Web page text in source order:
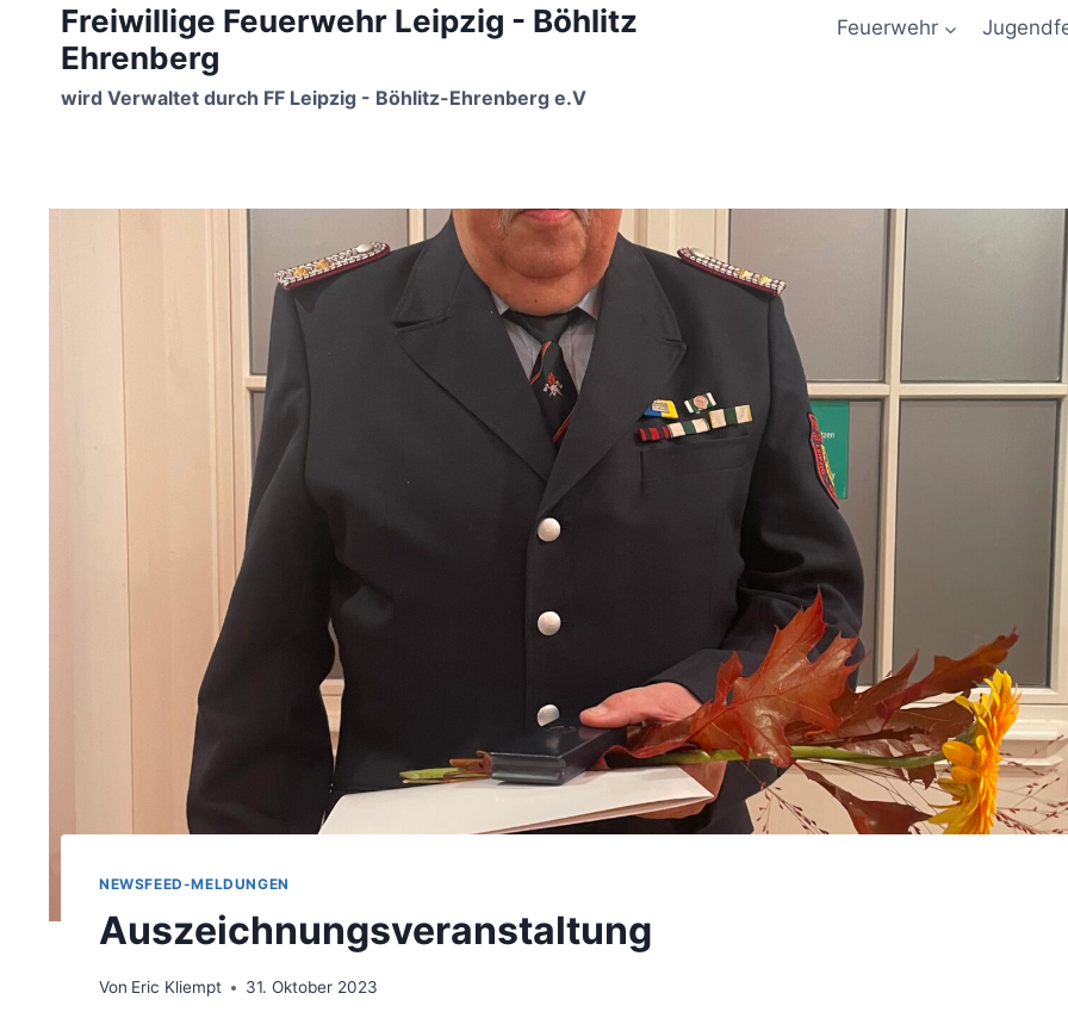
Freiwillige Feuerwehr Leipzig - Böhlitz
Ehrenberg
wird Verwaltet durch FF Leipzig - Böhlitz-Ehrenberg e.V
Feuerwehr
NEWSFEED-MELDUNGEN
Auszeichnungsveranstaltung
Von Eric Kliempt 31. Oktober 2023